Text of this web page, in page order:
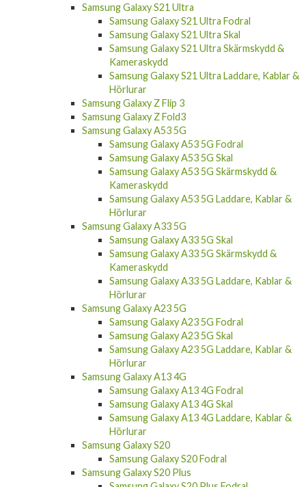
Samsung Galaxy S21 Ultra
Samsung Galaxy S21 Ultra Fodral
Samsung Galaxy S21 Ultra Skal
Samsung Galaxy S21 Ultra Skärmskydd &
Kameraskydd
Samsung Galaxy S21 Ultra Laddare, Kablar &
Hörlurar
Samsung Galaxy Z Flip 3
Samsung Galaxy Z Fold3
Samsung Galaxy A53 5G
Samsung Galaxy A53 5G Fodral
Samsung Galaxy A53 5G Skal
Samsung Galaxy A53 5G Skärmskydd &
Kameraskydd
Samsung Galaxy A53 5G Laddare, Kablar &
Hörlurar
Samsung Galaxy A33 5G
Samsung Galaxy A33 5G Skal
Samsung Galaxy A33 5G Skärmskydd &
Kameraskydd
Samsung Galaxy A33 5G Laddare, Kablar &
Hörlurar
Samsung Galaxy A23 5G
Samsung Galaxy A23 5G Fodral
Samsung Galaxy A23 5G Skal
Samsung Galaxy A23 5G Laddare, Kablar &
Hörlurar
Samsung Galaxy A13 4G
Samsung Galaxy A13 4G Fodral
Samsung Galaxy A13 4G Skal
Samsung Galaxy A13 4G Laddare, Kablar &
Hörlurar
Samsung Galaxy S20
Samsung Galaxy S20 Fodral
Samsung Galaxy S20 Plus